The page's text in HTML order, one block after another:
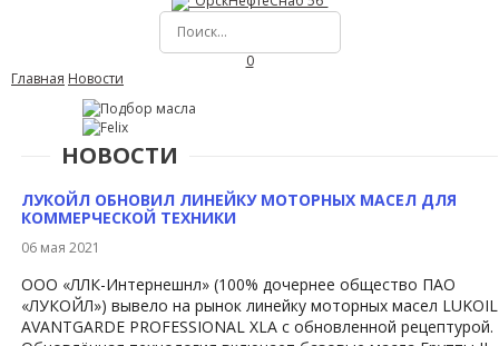
0
Главная Новости
НОВОСТИ
ЛУКОЙЛ ОБНОВИЛ ЛИНЕЙКУ МОТОРНЫХ МАСЕЛ ДЛЯ
КОММЕРЧЕСКОЙ ТЕХНИКИ
06 мая 2021
ООО «ЛЛК-Интернешнл» (100% дочернее общество ПАО
«ЛУКОЙЛ») вывело на рынок линейку моторных масел LUKOIL
AVANTGARDE PROFESSIONAL XLA с обновленной рецептурой.